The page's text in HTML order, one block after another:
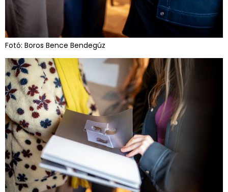
Fotó: Boros Bence Bendegúz